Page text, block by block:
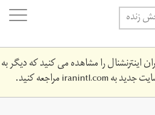
زنده
را مشاهده می کنید که دیگر به
جدید بهiranintl.comمراجعه کنید.